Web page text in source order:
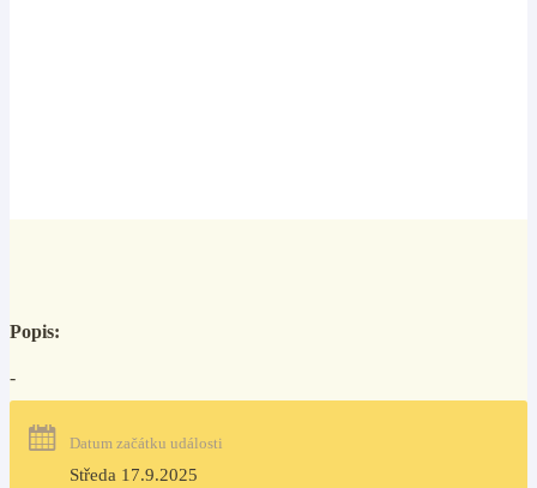
Popis:
-
Datum začátku události
Středa 17.9.2025